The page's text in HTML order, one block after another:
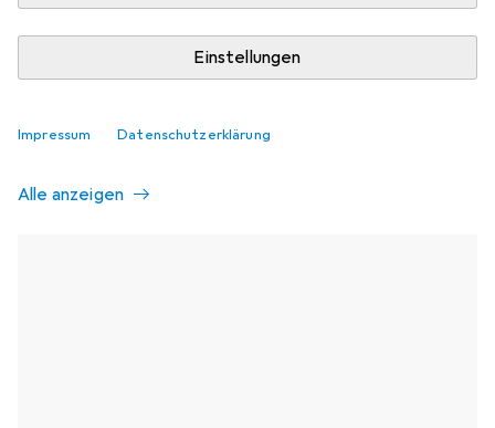
Einstellungen
Impressum Datenschutzerklärung
Verfügbarkeit
Alle anzeigen